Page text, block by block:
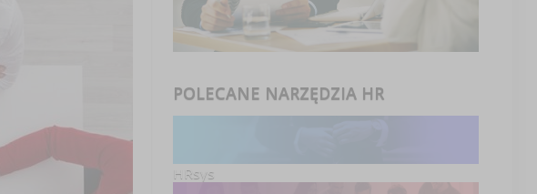
POLECANE NARZĘDZIA HR
HRsys